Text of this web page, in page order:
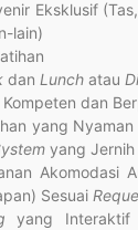
Eksklusif
lain)
dan Lunch atau
dan
yang
yang Jernih
Akomodasi
Sesuai
yang Interaktif